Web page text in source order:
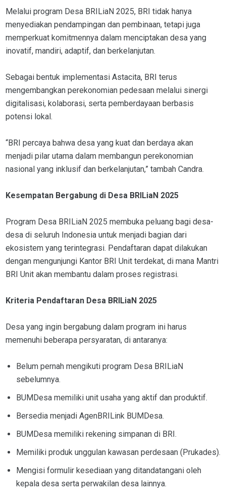
Melalui program Desa BRILiaN 2025, BRI tidak hanya
menyediakan pendampingan dan pembinaan, tetapi juga
memperkuat komitmennya dalam menciptakan desa yang
inovatif, mandiri, adaptif, dan berkelanjutan.
Sebagai bentuk implementasi Astacita, BRI terus
mengembangkan perekonomian pedesaan melalui sinergi
digitalisasi, kolaborasi, serta pemberdayaan berbasis
potensi lokal.
“BRI percaya bahwa desa yang kuat dan berdaya akan
menjadi pilar utama dalam membangun perekonomian
nasional yang inklusif dan berkelanjutan,” tambah Candra.
Kesempatan Bergabung di Desa BRILiaN 2025
Program Desa BRILiaN 2025 membuka peluang bagi desa-
desa di seluruh Indonesia untuk menjadi bagian dari
ekosistem yang terintegrasi. Pendaftaran dapat dilakukan
dengan mengunjungi Kantor BRI Unit terdekat, di mana Mantri
BRI Unit akan membantu dalam proses registrasi.
Kriteria Pendaftaran Desa BRILiaN 2025
Desa yang ingin bergabung dalam program ini harus
memenuhi beberapa persyaratan, di antaranya:
Belum pernah mengikuti program Desa BRILiaN
sebelumnya.
BUMDesa memiliki unit usaha yang aktif dan produktif.
Bersedia menjadi AgenBRILink BUMDesa.
BUMDesa memiliki rekening simpanan di BRI.
Memiliki produk unggulan kawasan perdesaan (Prukades).
Mengisi formulir kesediaan yang ditandatangani oleh
kepala desa serta perwakilan desa lainnya.